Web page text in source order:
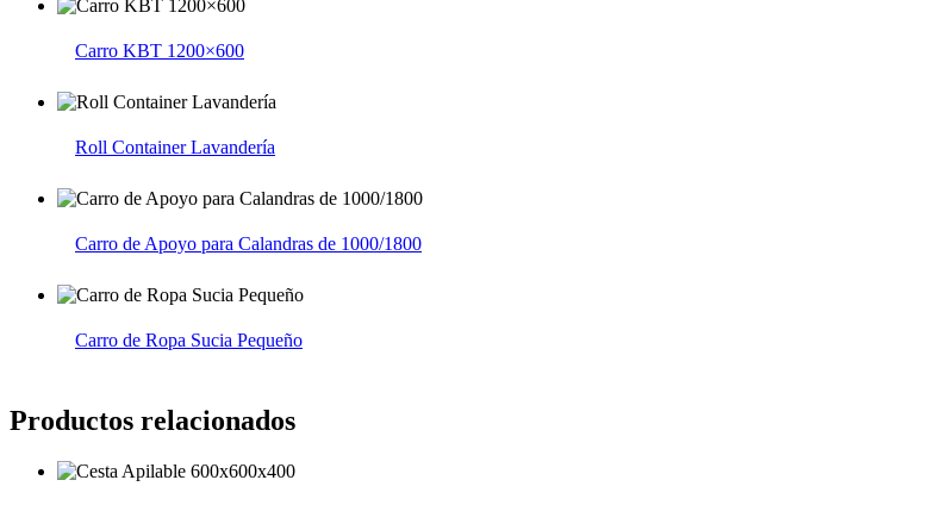
Carro KBT 1200×600
Roll Container Lavandería
Carro de Apoyo para Calandras de 1000/1800
Carro de Ropa Sucia Pequeño
Productos relacionados